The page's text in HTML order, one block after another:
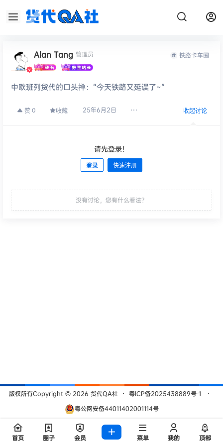
Alan Tang 管理员 铁路卡车圈
中欧班列货代的口头禅：“今天铁路又延误了~”
赞 0 收藏 25年6月2日 收起讨论
请先登录！
登录 快速注册
没有讨论，您有什么看法？
版权所有Copyright © 2026 货代QA社 ・ 粤ICP备2025438889号-1
・
粤公网安备44011402001114号
查询 209 次，耗时 0.5058 秒
首页
圈子 会员 菜单 我的 顶部